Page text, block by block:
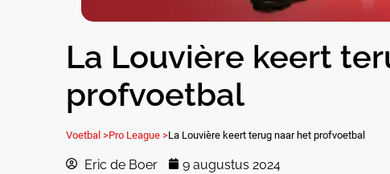
La Louvière keert
profvoetbal
Voetbal >Pro League >La Louvière keert terug naar het profvoetbal
Eric de Boer 9 augustus 2024